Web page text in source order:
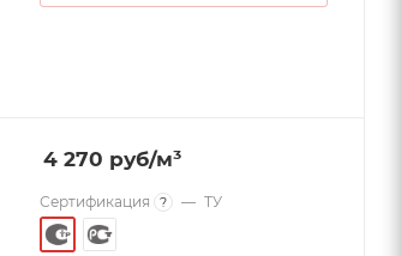
4 270 руб/м³
Сертификация ? — ТУ